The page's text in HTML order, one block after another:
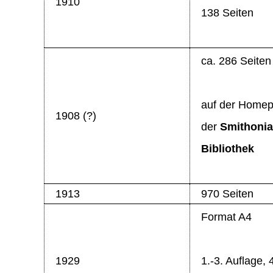
138 Seiten
1908 (?)
ca. 286 Seiten
auf der
der
Bibliothek
1913 970 Seiten
1929
Format A4
1.-3. Auflage,